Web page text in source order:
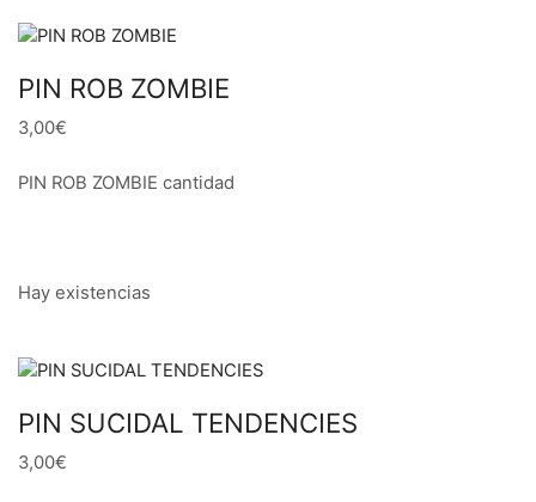
PIN ROB ZOMBIE
3,00€
PIN ROB ZOMBIE cantidad
Hay existencias
PIN SUCIDAL TENDENCIES
3,00€